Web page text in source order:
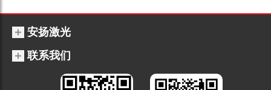
安扬激光
联系我们